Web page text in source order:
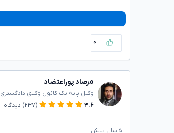
۰
مرصاد پوراعتضاد
وکیل پایه یک کانون وکلای دادگستری
۴.۶
(۲۳۷) دیدگاه
۵ سال پیش